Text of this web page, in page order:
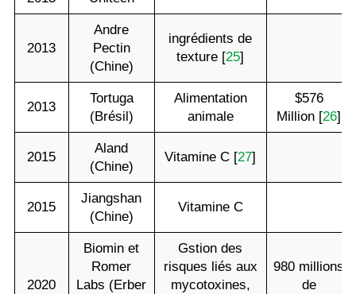
2013
Andre
Pectin
(Chine)
ingrédients de
texture [25]
2013
Tortuga
(Brésil)
Alimentation
animale
$576
Million [26]
2015
Aland
(Chine)
Vitamine C [27]
2015
Jiangshan
(Chine)
Vitamine C
2020
Biomin et
Romer
Labs (Erber
Gstion des
risques liés aux
mycotoxines,
980 millions
de